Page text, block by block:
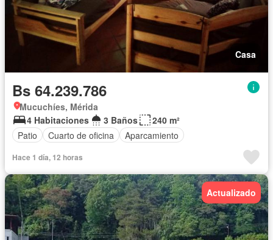
Casa
Bs 64.239.786
Mucuchíes, Mérida
4 Habitaciones
3 Baños
240 m²
Patio
Cuarto de oficina Aparcamiento
Hace 1 día, 12 horas
Actualizado